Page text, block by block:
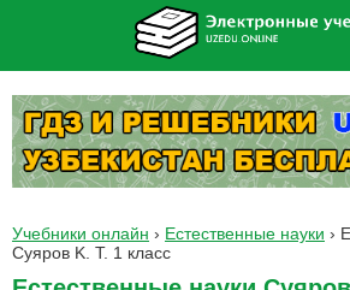
Учебники онлайн › Естественные науки ›
Суяров K. T. 1 класс